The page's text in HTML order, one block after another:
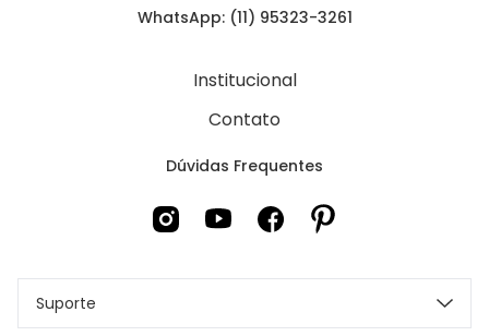
WhatsApp: (11) 95323-3261
Institucional
Contato
Dúvidas Frequentes
Suporte